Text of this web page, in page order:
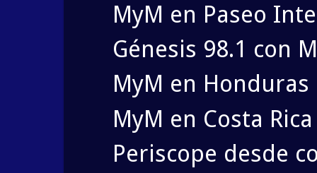
MyM en Paseo
Génesis 98.1 con
MyM en
MyM en Costa
Periscope desde